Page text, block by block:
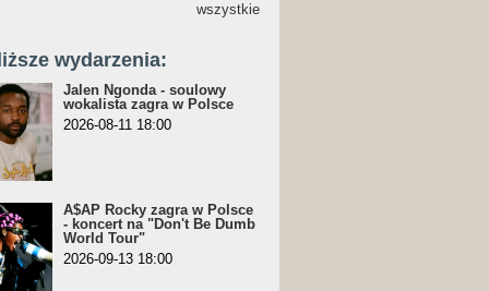
wszystkie
wydarzenia:
Jalen Ngonda - soulowy
wokalista zagra w Polsce
2026-08-11 18:00
A$AP Rocky zagra w Polsce
- koncert na "Don't Be Dumb
World Tour"
2026-09-13 18:00